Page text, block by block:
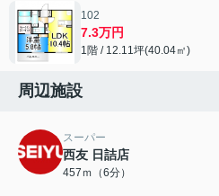
102
7.3万円
1階 / 12.11坪(40.04㎡)
周辺施設
スーパー
西友 日詰店
457ｍ（6分）